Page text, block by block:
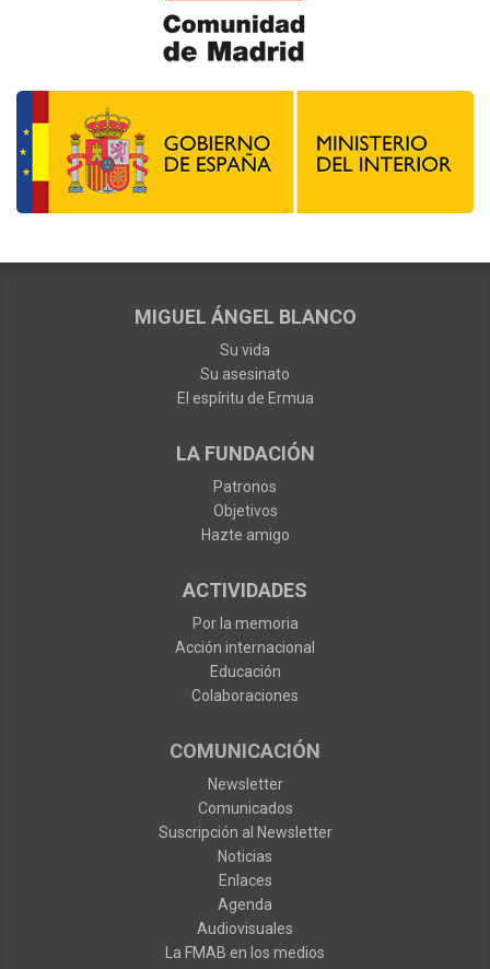
MIGUEL ÁNGEL BLANCO
Su vida
Su asesinato
El espíritu de Ermua
LA FUNDACIÓN
Patronos
Objetivos
Hazte amigo
ACTIVIDADES
Por la memoria
Acción internacional
Educación
Colaboraciones
COMUNICACIÓN
Newsletter
Comunicados
Suscripción al Newsletter
Noticias
Enlaces
Agenda
Audiovisuales
La FMAB en los medios